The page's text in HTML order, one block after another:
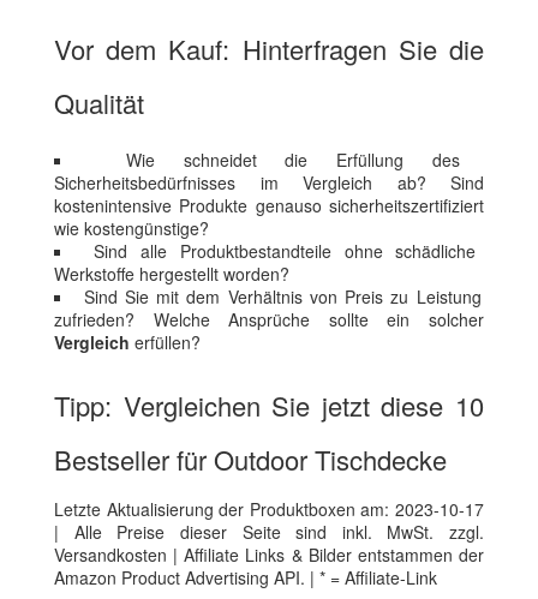
Vor dem Kauf: Hinterfragen Sie die
Qualität
Wie schneidet die Erfüllung des
Sicherheitsbedürfnisses im Vergleich ab? Sind
kostenintensive Produkte genauso sicherheitszertifiziert
wie kostengünstige?
Sind alle Produktbestandteile ohne schädliche
Werkstoffe hergestellt worden?
Sind Sie mit dem Verhältnis von Preis zu Leistung
zufrieden? Welche Ansprüche sollte ein solcher
Vergleich erfüllen?
Tipp: Vergleichen Sie jetzt diese 10
Bestseller für Outdoor Tischdecke
Letzte Aktualisierung der Produktboxen am: 2023-10-17
| Alle Preise dieser Seite sind inkl. MwSt. zzgl.
Versandkosten | Affiliate Links & Bilder entstammen der
Amazon Product Advertising API. | * = Affiliate-Link